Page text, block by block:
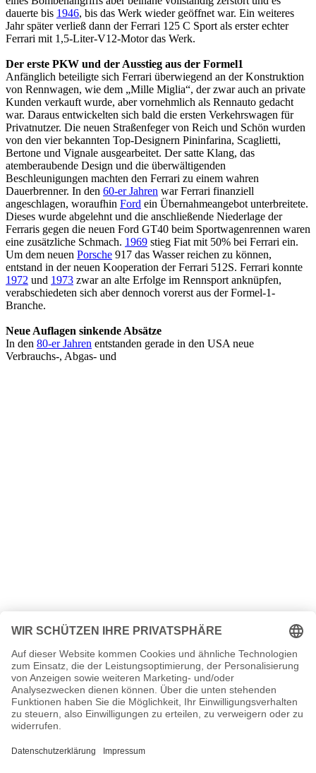
dauerte bis 1946, bis das Werk wieder geöffnet war. Ein weiteres
Jahr später verließ dann der Ferrari 125 C Sport als erster echter
Ferrari mit 1,5-Liter-V12-Motor das Werk.
Der erste PKW und der Ausstieg aus der Formel1
Anfänglich beteiligte sich Ferrari überwiegend an der Konstruktion
von Rennwagen, wie dem „Mille Miglia“, der zwar auch an private
Kunden verkauft wurde, aber vornehmlich als Rennauto gedacht
war. Daraus entwickelten sich bald die ersten Verkehrswagen für
Privatnutzer. Die neuen Straßenfeger von Reich und Schön wurden
von den vier bekannten Top-Designern Pininfarina, Scaglietti,
Bertone und Vignale ausgearbeitet. Der satte Klang, das
atemberaubende Design und die überwältigenden
Beschleunigungen machten den Ferrari zu einem wahren
Dauerbrenner. In den 60-er Jahren war Ferrari finanziell
angeschlagen, woraufhin Ford ein Übernahmeangebot unterbreitete.
Dieses wurde abgelehnt und die anschließende Niederlage der
Ferraris gegen die neuen Ford GT40 beim Sportwagenrennen waren
eine zusätzliche Schmach. 1969 stieg Fiat mit 50% bei Ferrari ein.
Um dem neuen Porsche 917 das Wasser reichen zu können,
entstand in der neuen Kooperation der Ferrari 512S. Ferrari konnte
1972 und 1973 zwar an alte Erfolge im Rennsport anknüpfen,
verabschiedeten sich aber dennoch vorerst aus der Formel-1-
Branche.
Neue Auflagen sinkende Absätze
In den 80-er Jahren entstanden gerade in den USA neue
Verbrauchs-, Abgas- und
Sicherheitsvorschriften. Diese waren keineswegs freundlich
gegenüber Sportwagen und ließen mit ihren hohen Auflagen die
Absätze einknicken. Als Enzo Ferrari1989 starb entstand aber
wieder neues Interesse an dem Klassiker. Die Nachfrage explodierte
Unternehmen stieg wieder in die Formel1 unter anderem mit dem